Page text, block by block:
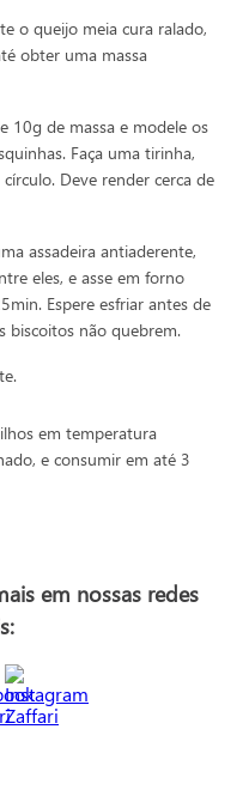
o queijo meia cura ralado,
obter uma massa
10g de massa e modele os
Faça uma tirinha,
Deve render cerca de
assadeira antiaderente,
eles, e asse em forno
Espere esfriar antes de
biscoitos não quebrem.
em temperatura
e consumir em até 3
em nossas redes